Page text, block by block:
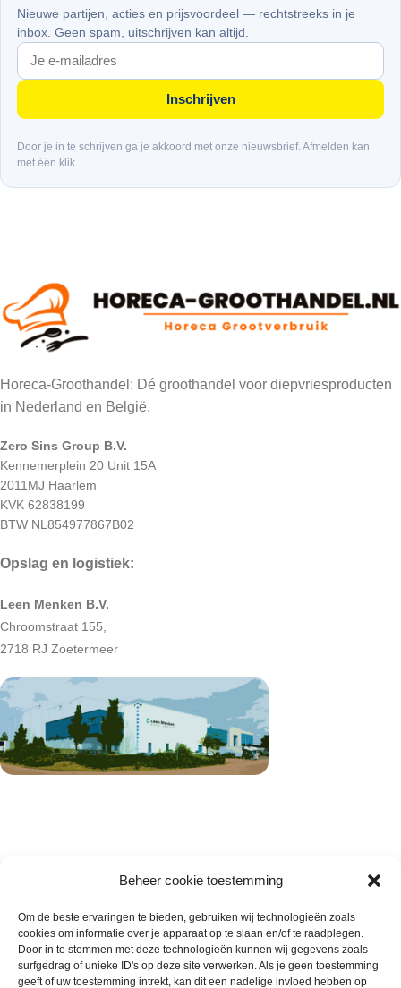
Beheer cookie toestemming
Om de beste ervaringen te bieden, gebruiken wij technologieën zoals
cookies om informatie over je apparaat op te slaan en/of te raadplegen.
Door in te stemmen met deze technologieën kunnen wij gegevens zoals
surfgedrag of unieke ID's op deze site verwerken. Als je geen toestemming
geeft of uw toestemming intrekt, kan dit een nadelige invloed hebben op
Nieuwe partijen, acties en prijsvoordeel — rechtstreeks in je
inbox. Geen spam, uitschrijven kan altijd.
Inschrijven
Door je in te schrijven ga je akkoord met onze nieuwsbrief. Afmelden kan
met één klik.
Horeca-Groothandel: Dé groothandel voor diepvriesproducten
in Nederland en België.
Zero Sins Group B.V.
Kennemerplein 20 Unit 15A
2011MJ Haarlem
KVK 62838199
BTW NL854977867B02
Opslag en logistiek:
Leen Menken B.V.
Chroomstraat 155,
2718 RJ Zoetermeer
Wie zijn wij
Contact met onze inkoop